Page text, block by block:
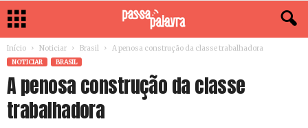
Início Noticiar Brasil A penosa construção da classe trabalhadora
NOTICIAR BRASIL
A penosa construção da classe
trabalhadora